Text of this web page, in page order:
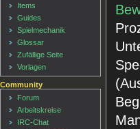
Items
Guides
Spielmechanik
Glossar
Zufällige Seite
Vorlagen
Community
Forum
Arbeitskreise
IRC-Chat